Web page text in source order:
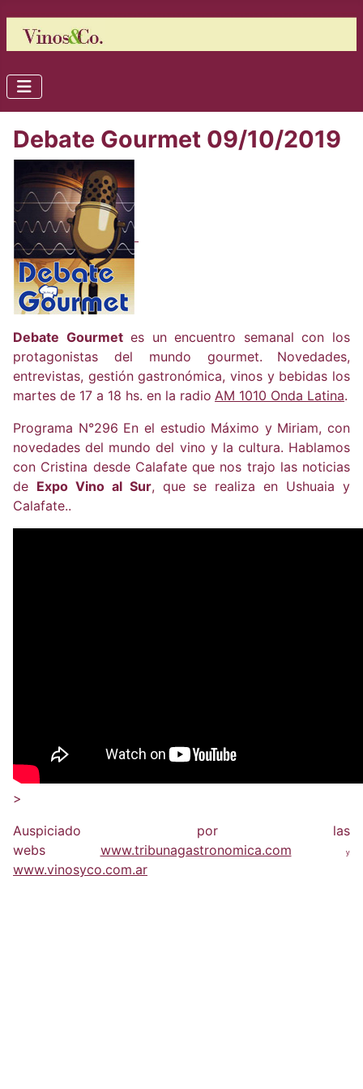
Debate Gourmet 09/10/2019
Debate Gourmetes un encuentro semanal con los
protagonistas del mundo gourmet.
Novedades,
entrevistas, gestión gastronómica, vinos y bebidas los
martes de 17 a 18 hs. en la radio AM 1010 Onda Latina.
Programa N°296 En el estudio Máximo y Miriam, con
novedades del mundo del vino y la cultura. Hablamos
con Cristina desde Calafate que nos trajo las noticias
de Expo Vino al Sur, que se realiza en Ushuaia y
Calafate..
>
Auspiciado por las
webs
www.tribunagastronomica.com y
www.vinosyco.com.ar